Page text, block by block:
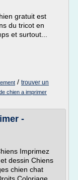
gratuit est
du tricot en
et surtout...
/ trouver un
chien a imprimer
-
Imprimez
dessin Chiens
chien chat